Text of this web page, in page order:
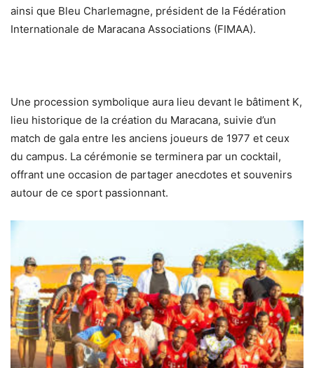
ainsi que Bleu Charlemagne, président de la Fédération
Internationale de Maracana Associations (FIMAA).
Une procession symbolique aura lieu devant le bâtiment K,
lieu historique de la création du Maracana, suivie d’un
match de gala entre les anciens joueurs de 1977 et ceux
du campus. La cérémonie se terminera par un cocktail,
offrant une occasion de partager anecdotes et souvenirs
autour de ce sport passionnant.